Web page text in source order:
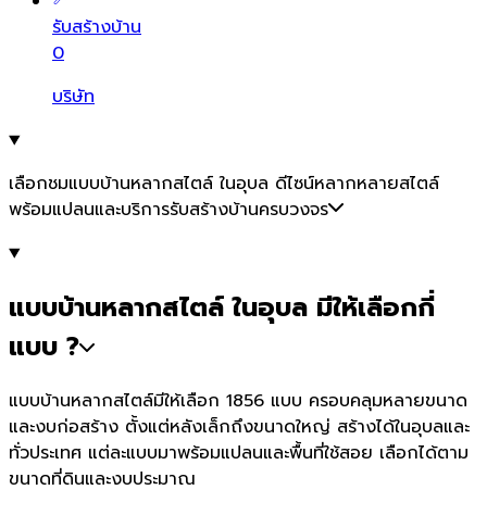
รับสร้างบ้าน
0
บริษัท
เลือกชมแบบบ้านหลากสไตล์ ในอุบล ดีไซน์หลากหลายสไตล์
พร้อมแปลนและบริการรับสร้างบ้านครบวงจร
แบบบ้านหลากสไตล์ ในอุบล มีให้เลือกกี่
แบบ ?
แบบบ้านหลากสไตล์มีให้เลือก 1856 แบบ ครอบคลุมหลายขนาด
และงบก่อสร้าง ตั้งแต่หลังเล็กถึงขนาดใหญ่ สร้างได้ในอุบลและ
ทั่วประเทศ แต่ละแบบมาพร้อมแปลนและพื้นที่ใช้สอย เลือกได้ตาม
ขนาดที่ดินและงบประมาณ